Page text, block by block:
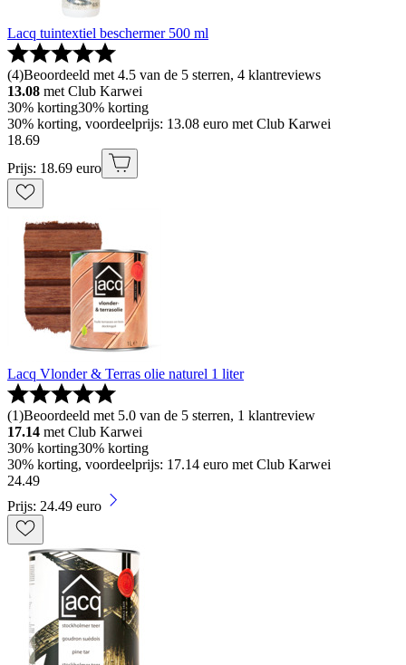
Lacq tuintextiel beschermer 500 ml
(4)Beoordeeld met 4.5 van de 5 sterren, 4 klantreviews
13.08 met Club Karwei
30% korting30% korting
30% korting, voordeelprijs: 13.08 euro met Club Karwei
18.69
Prijs: 18.69 euro
Lacq Vlonder & Terras olie naturel 1 liter
(1)Beoordeeld met 5.0 van de 5 sterren, 1 klantreview
17.14 met Club Karwei
30% korting30% korting
30% korting, voordeelprijs: 17.14 euro met Club Karwei
24.49
Prijs: 24.49 euro